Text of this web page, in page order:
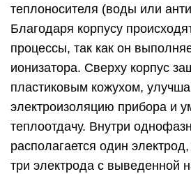
теплоносителя (воды или
Благодаря корпусу
процессы, так как он
ионизатора. Сверху корпус
пластиковым кожухом,
электроизоляцию прибора и
теплоотдачу. Внутри
располагается один
три электрода с выведенной